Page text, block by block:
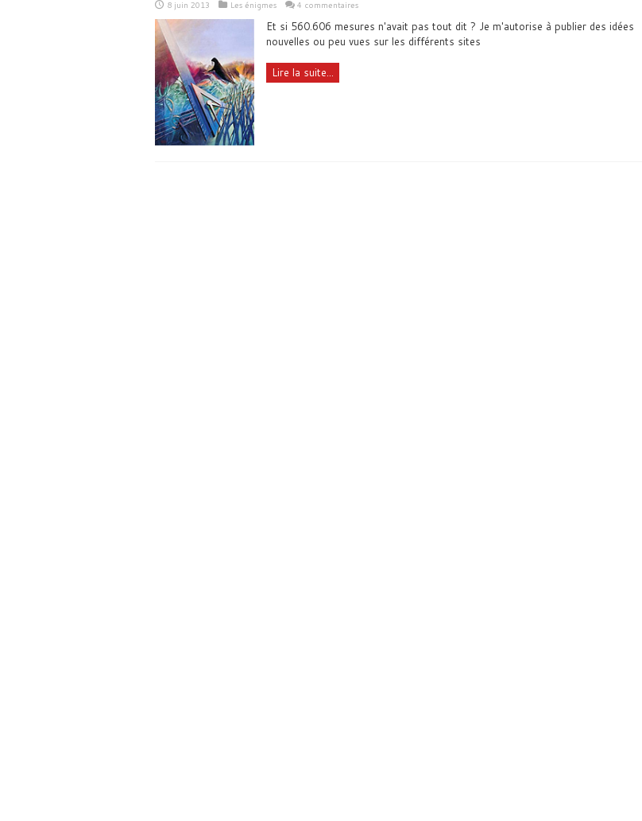
8 juin 2013 Les énigmes 4 commentaires
Et si 560.606 mesures n'avait pas tout dit ? Je m'autorise à publier des idées
nouvelles ou peu vues sur les différents sites
Lire la suite...